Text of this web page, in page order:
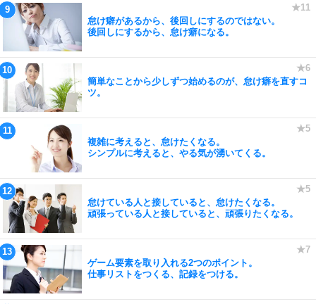
怠け癖があるから、後回しにするのではない。
後回しにするから、怠け癖になる。
簡単なことから少しずつ始めるのが、怠け癖を直すコ
ツ。
複雑に考えると、怠けたくなる。
シンプルに考えると、やる気が湧いてくる。
怠けている人と接していると、怠けたくなる。
頑張っている人と接していると、頑張りたくなる。
ゲーム要素を取り入れる2つのポイント。
仕事リストをつくる、記録をつける。